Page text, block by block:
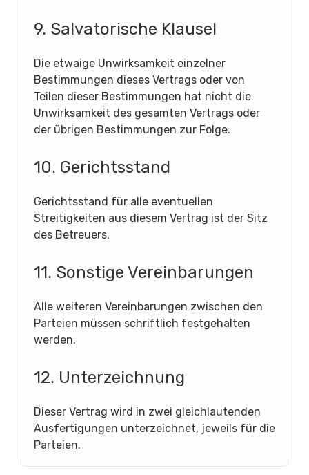
9. Salvatorische Klausel
Die etwaige Unwirksamkeit einzelner
Bestimmungen dieses Vertrags oder von
Teilen dieser Bestimmungen hat nicht die
Unwirksamkeit des gesamten Vertrags oder
der übrigen Bestimmungen zur Folge.
10. Gerichtsstand
Gerichtsstand für alle eventuellen
Streitigkeiten aus diesem Vertrag ist der Sitz
des Betreuers.
11. Sonstige Vereinbarungen
Alle weiteren Vereinbarungen zwischen den
Parteien müssen schriftlich festgehalten
werden.
12. Unterzeichnung
Dieser Vertrag wird in zwei gleichlautenden
Ausfertigungen unterzeichnet, jeweils für die
Parteien.